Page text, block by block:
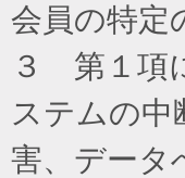
会員の特定
３ 第１項
ステムの中
害、データ